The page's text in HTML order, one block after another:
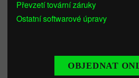
Převzetí tovární záruky
Ostatní softwarové úpravy
OBJEDNAT